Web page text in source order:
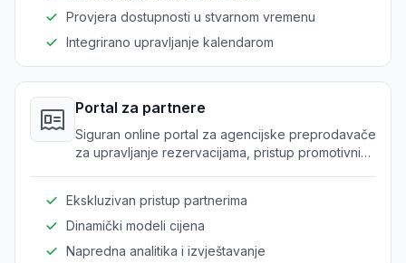
Provjera dostupnosti u stvarnom vremenu
Integrirano upravljanje kalendarom
Portal za partnere
Siguran online portal za agencijske preprodavače
za upravljanje rezervacijama, pristup promotivnim
Ekskluzivan pristup partnerima
Dinamički modeli cijena
Napredna analitika i izvještavanje